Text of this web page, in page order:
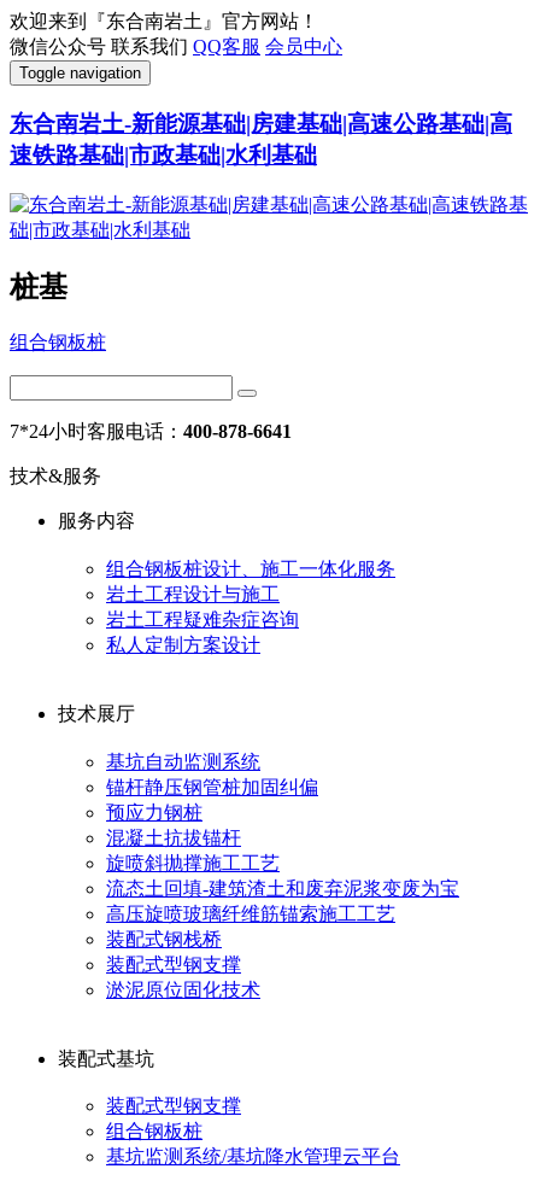
欢迎来到『东合南岩土』官方网站！
微信公众号 联系我们 QQ客服 会员中心
Toggle navigation
东合南岩土-新能源基础|房建基础|高速公路基础|高
速铁路基础|市政基础|水利基础
桩基
组合钢板桩
7*24小时客服电话： 400-878-6641
技术&服务
服务内容
组合钢板桩设计、施工一体化服务
岩土工程设计与施工
岩土工程疑难杂症咨询
私人定制方案设计
技术展厅
基坑自动监测系统
锚杆静压钢管桩加固纠偏
预应力钢桩
混凝土抗拔锚杆
旋喷斜抛撑施工工艺
流态土回填-建筑渣土和废弃泥浆变废为宝
高压旋喷玻璃纤维筋锚索施工工艺
装配式钢栈桥
装配式型钢支撑
淤泥原位固化技术
装配式基坑
装配式型钢支撑
组合钢板桩
基坑监测系统/基坑降水管理云平台